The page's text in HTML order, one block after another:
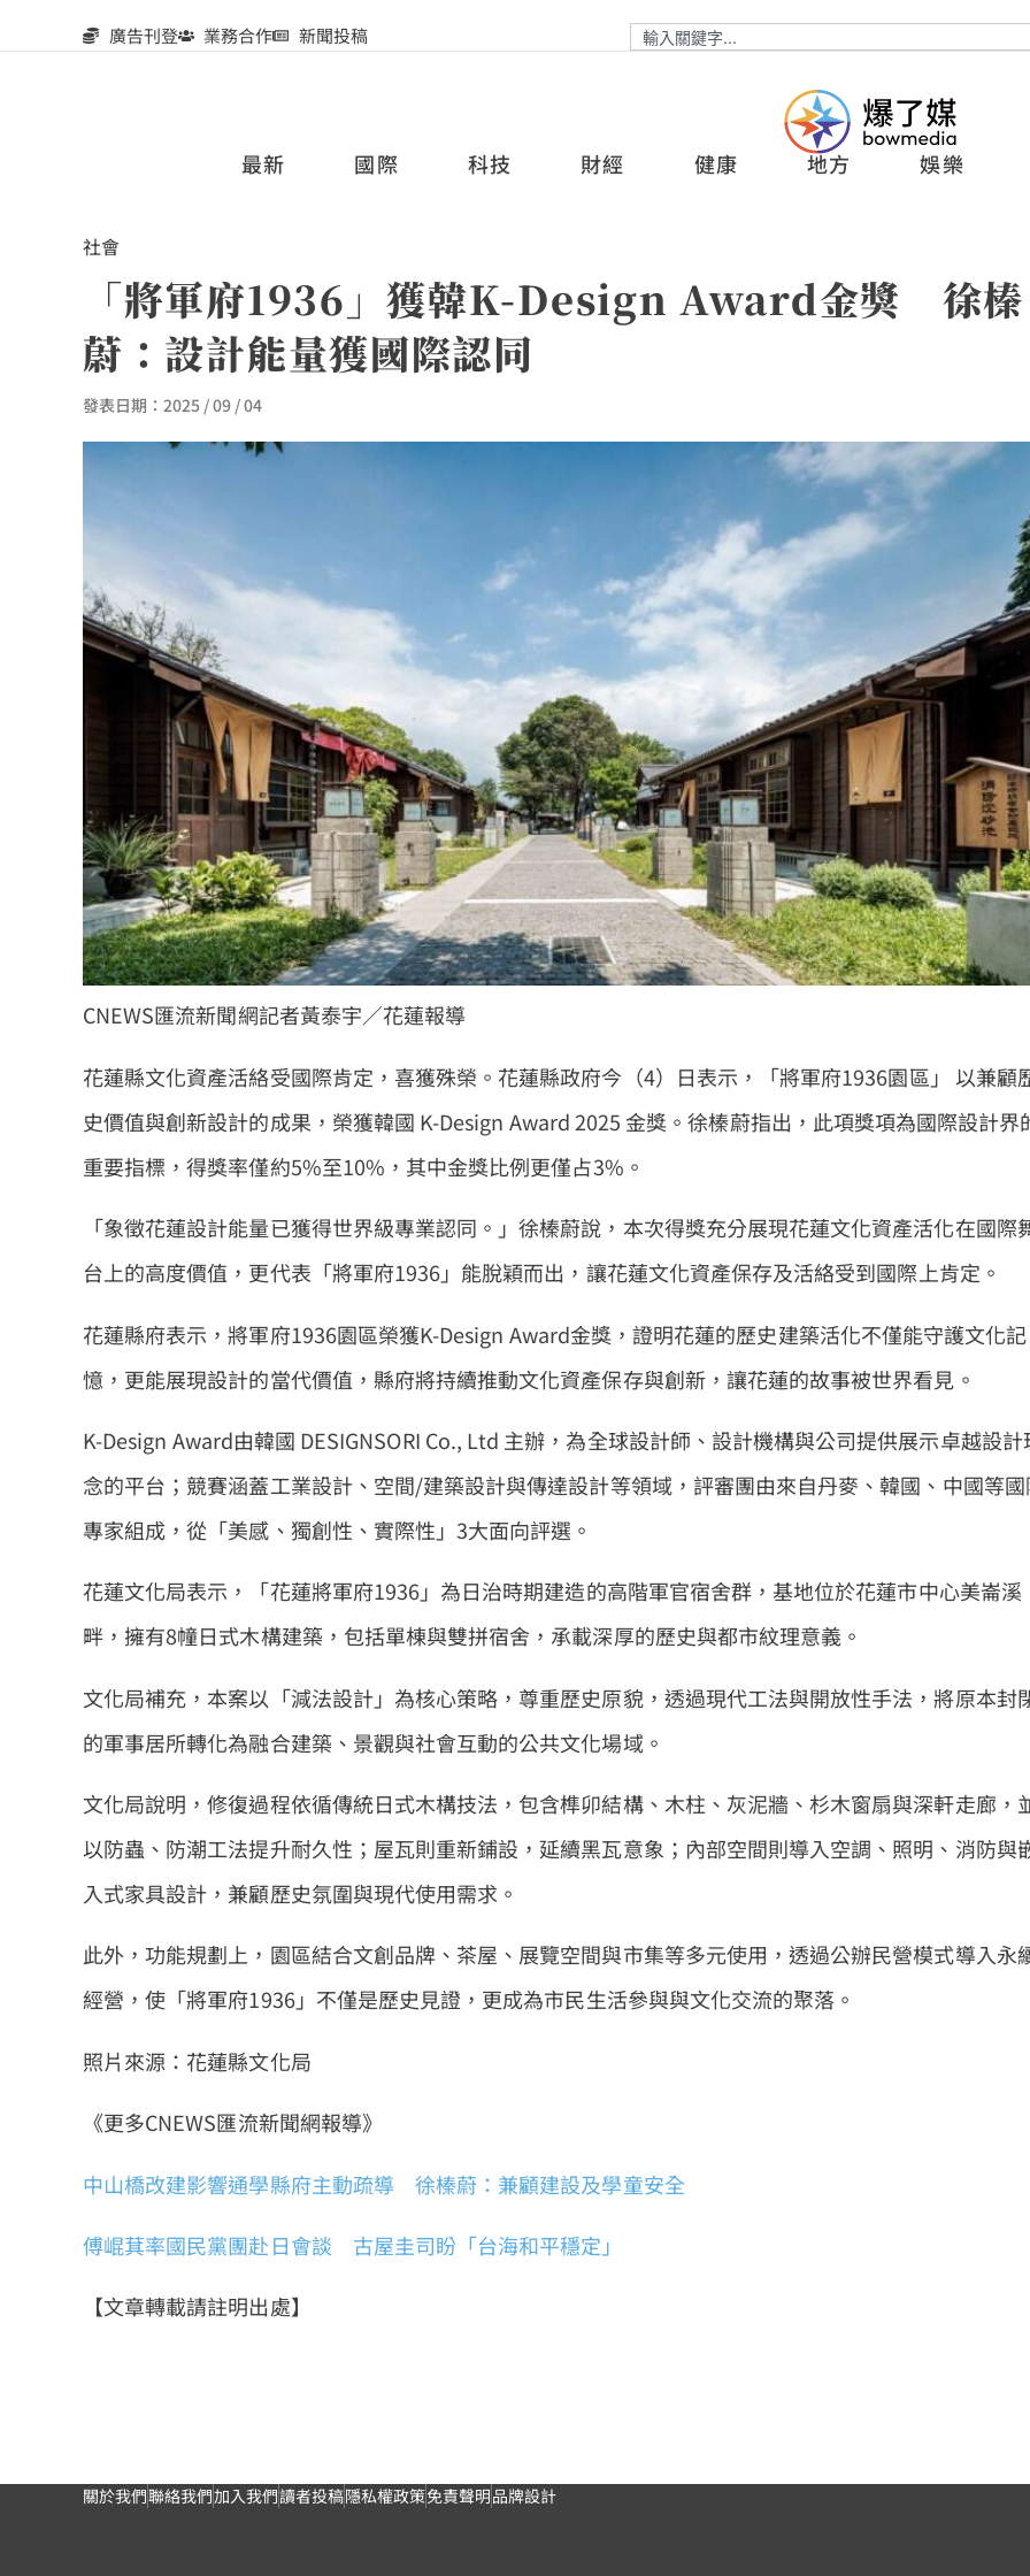
廣告刊登 業務合作 新聞投稿
最新 國際 科技 財經 健康 地方 娛樂
社會
「將軍府1936」獲韓K-Design Award金獎 徐榛
蔚：設計能量獲國際認同
發表日期： 2025 / 09 / 04
CNEWS匯流新聞網記者黃泰宇／花蓮報導
花蓮縣文化資產活絡受國際肯定，喜獲殊榮。花蓮縣政府今（4）日表示，「將軍府1936園區」 以兼顧
史價值與創新設計的成果，榮獲韓國 K-Design Award 2025 金獎。徐榛蔚指出，此項獎項為國際設計界
重要指標，得獎率僅約5%至10%，其中金獎比例更僅占3%。
「象徵花蓮設計能量已獲得世界級專業認同。」徐榛蔚說，本次得獎充分展現花蓮文化資產活化在國際
台上的高度價值，更代表「將軍府1936」能脫穎而出，讓花蓮文化資產保存及活絡受到國際上肯定。
花蓮縣府表示，將軍府1936園區榮獲K-Design Award金獎，證明花蓮的歷史建築活化不僅能守護文化記
憶，更能展現設計的當代價值，縣府將持續推動文化資產保存與創新，讓花蓮的故事被世界看見。
K-Design Award由韓國 DESIGNSORI Co., Ltd 主辦，為全球設計師、設計機構與公司提供展示卓越設計
念的平台；競賽涵蓋工業設計、空間/建築設計與傳達設計等領域，評審團由來自丹麥、韓國、中國等國
專家組成，從「美感、獨創性、實際性」3大面向評選。
花蓮文化局表示，「花蓮將軍府1936」為日治時期建造的高階軍官宿舍群，基地位於花蓮市中心美崙溪
畔，擁有8幢日式木構建築，包括單棟與雙拼宿舍，承載深厚的歷史與都市紋理意義。
文化局補充，本案以「減法設計」為核心策略，尊重歷史原貌，透過現代工法與開放性手法，將原本封
的軍事居所轉化為融合建築、景觀與社會互動的公共文化場域。
文化局說明，修復過程依循傳統日式木構技法，包含榫卯結構、木柱、灰泥牆、杉木窗扇與深軒走廊，
以防蟲、防潮工法提升耐久性；屋瓦則重新鋪設，延續黑瓦意象；內部空間則導入空調、照明、消防與
入式家具設計，兼顧歷史氛圍與現代使用需求。
此外，功能規劃上，園區結合文創品牌、茶屋、展覽空間與市集等多元使用，透過公辦民營模式導入永
經營，使「將軍府1936」不僅是歷史見證，更成為市民生活參與與文化交流的聚落。
照片來源：花蓮縣文化局
《更多CNEWS匯流新聞網報導》
中山橋改建影響通學縣府主動疏導 徐榛蔚：兼顧建設及學童安全
傅崐萁率國民黨團赴日會談 古屋圭司盼「台海和平穩定」
【文章轉載請註明出處】
關於我們聯絡我們加入我們讀者投稿隱私權政策免責聲明品牌設計